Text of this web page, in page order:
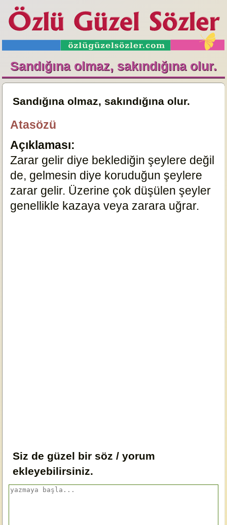
Sandığına olmaz, sakındığına olur.
Sandığına olmaz, sakındığına olur.
Atasözü
Açıklaması:
Zarar gelir diye beklediğin şeylere değil
de, gelmesin diye koruduğun şeylere
zarar gelir. Üzerine çok düşülen şeyler
genellikle kazaya veya zarara uğrar.
Siz de güzel bir söz / yorum
ekleyebilirsiniz.